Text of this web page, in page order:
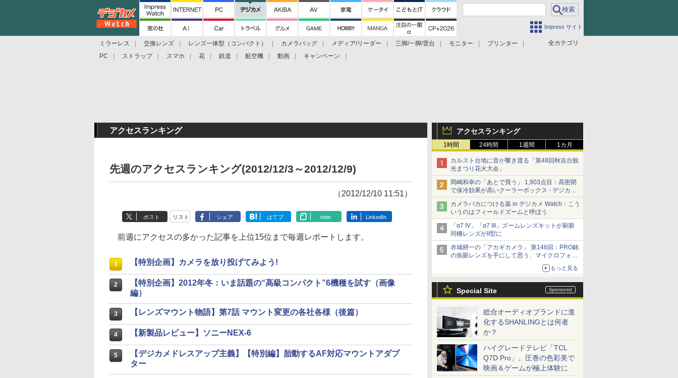
Impress サイト
全カテゴリ
ミラーレス 交換レンズ レンズ一体型（コンパクト） カメラバッグ メディア/リーダー 三脚/一脚/雲台 モニター
プリンター
PC
ストラップ スマホ 花 鉄道 航空機 動画 キャンペーン
アクセスランキング
1時間 24時間 1週間 1カ月
カルスト台地に音が響き渡る「第48回秋吉台観
光まつり花火大会」
岡嶋和幸の「あとで買う」 1,903点目：高密閉
で保冷効果が高いクーラーボックス - デジカメ
Watch
カメラバカにつける薬 in デジカメ Watch：こう
いうのはフィールドズームと呼ぼう
「α7 IV」「α7 III」ズームレンズキットが刷新
同梱レンズがII型に
赤城耕一の「アカギカメラ」 第146回：PRO銘
の魚眼レンズを手にして思う、マイクロフォー
もっと見る
Special Site
総合オーディオブランドに進
化するSHANLINGとは何者
か？
ハイグレードテレビ「TCL
Q7D Pro」。圧巻の色彩美で
映画＆ゲームが極上体験に
アクセスランキング
先週のアクセスランキング(2012/12/3～2012/12/9)
（2012/12/10 11:51）
ポスト リスト シェア はてブ note LinkedIn
前週にアクセスの多かった記事を上位15位まで毎週レポートします。
1 【特別企画】カメラを放り投げてみよう!
2
【特別企画】2012年冬：いま話題の“高級コンパクト”6機種を試す（画像
編）
3 【レンズマウント物語】第7話 マウント変更の各社各様（後篇）
4 【新製品レビュー】ソニーNEX-6
5
【デジカメドレスアップ主義】【特別編】胎動するAF対応マウントアダプ
ター